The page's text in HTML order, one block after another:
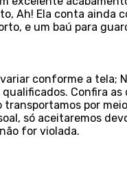
Ah! Ela conta ainda
e um baú para
conforme a tela;
Confira
transportamos por
só aceitaremos
for violada.